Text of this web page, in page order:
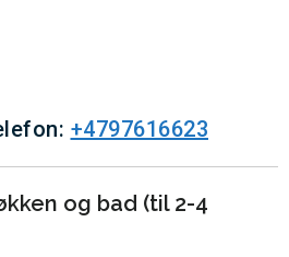
+4797616623
og bad (til 2-4